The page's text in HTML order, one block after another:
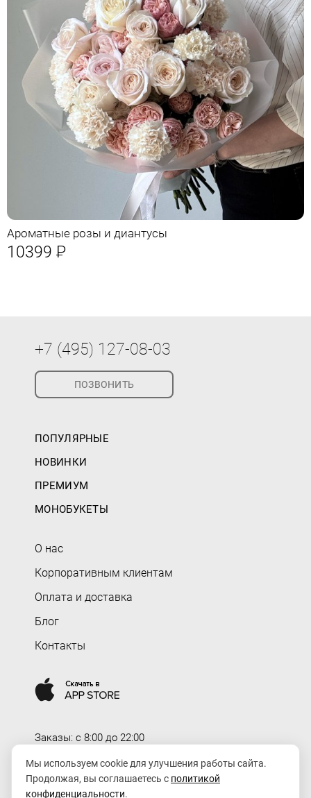
Ароматные розы и диантусы
10399 Р
+7 (495) 127-08-03
ПОЗВОНИТЬ
ПОПУЛЯРНЫЕ
НОВИНКИ
ПРЕМИУМ
МОНОБУКЕТЫ
О нас
Корпоративным клиентам
Оплата и доставка
Блог
Контакты
Заказы: c 8:00 до 22:00
Доставка: c 8:00 до 00:00
order@rozaexpress.ru
Мы используем cookie для улучшения работы сайта.
Продолжая, вы соглашаетесь с политикой
конфиденциальности.